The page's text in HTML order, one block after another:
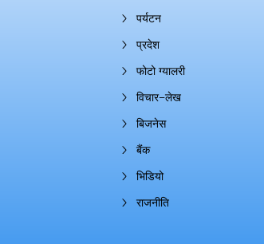
पर्यटन
प्रदेश
फोटो ग्यालरी
विचार–लेख
बिजनेस
बैंक
भिडियो
राजनीति